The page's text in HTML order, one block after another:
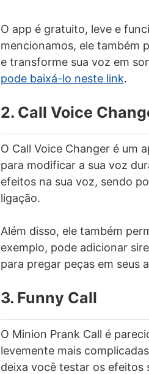
O app é gratuito, leve e
mencionamos, ele também
e transforme sua voz em
pode baixá-lo neste link.
2. Call Voice
O Call Voice Changer é um
para modificar a sua voz
efeitos na sua voz, sendo
ligação.
Além disso, ele também
exemplo, pode adicionar
para pregar peças em seus
3. Funny Call
O Minion Prank Call é
levemente mais
deixa você testar os efeitos